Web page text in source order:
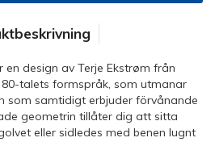
en design av Terje Ekstrøm från
80-talets formspråk, som utmanar
som samtidigt erbjuder förvånande
geometrin tillåter dig att sitta
eller sidledes med benen lugnt